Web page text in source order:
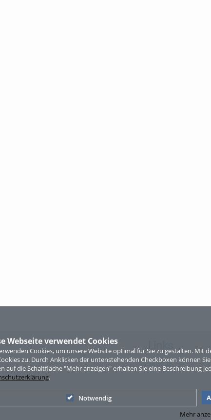
Webseite verwendet Cookies
Cookies, um unsere Website optimal für Sie zu gestalten.
zu. Durch Anklicken der untenstehenden Checkboxen können
auf die Schaltfläche "Mehr anzeigen" erhalten Sie eine Beschreibung
.
Notwendig
Mehr
Links
Sitemap